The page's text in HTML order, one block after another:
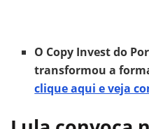
O Copy Invest do
transformou a
clique aqui e veja